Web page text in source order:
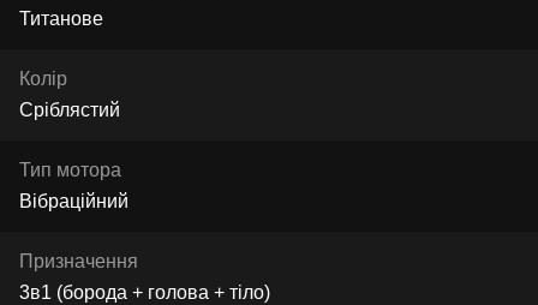
Титанове
Колір
Сріблястий
Тип мотора
Вібраційний
Призначення
3в1 (борода + голова + тіло)